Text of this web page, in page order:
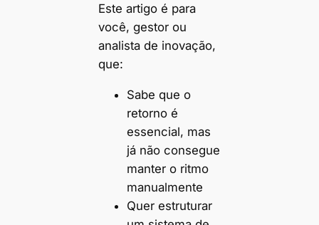
Este artigo é para
você, gestor ou
analista de inovação,
que:
Sabe que o
retorno é
essencial, mas
já não consegue
manter o ritmo
manualmente
Quer estruturar